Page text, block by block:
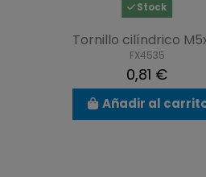
Stock
Tornillo cilíndrico
FX4535
0,81 €
Añadir al